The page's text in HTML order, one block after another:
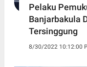
Pelaku
Banjarbakula
Tersinggung
8/30/2022 10:12:00